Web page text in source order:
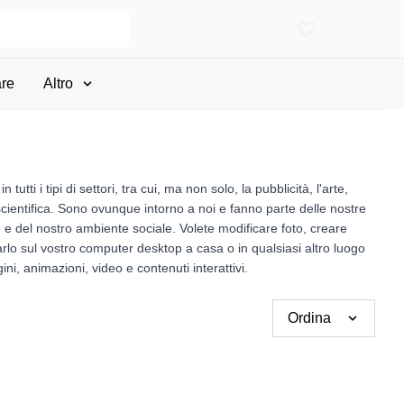
Altro
tutti i tipi di settori, tra cui, ma non solo, la pubblicità, l'arte,
Sono ovunque intorno a noi e fanno parte delle nostre
del nostro ambiente sociale. Volete modificare foto, creare
sul vostro computer desktop a casa o in qualsiasi altro luogo
animazioni, video e contenuti interattivi.
Ordina